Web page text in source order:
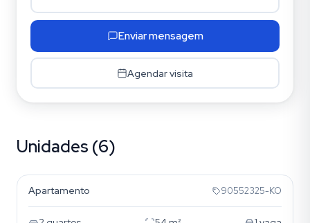
Enviar mensagem
Agendar visita
Unidades (6)
Cristo Redentor
Apartamento 90552325-KO